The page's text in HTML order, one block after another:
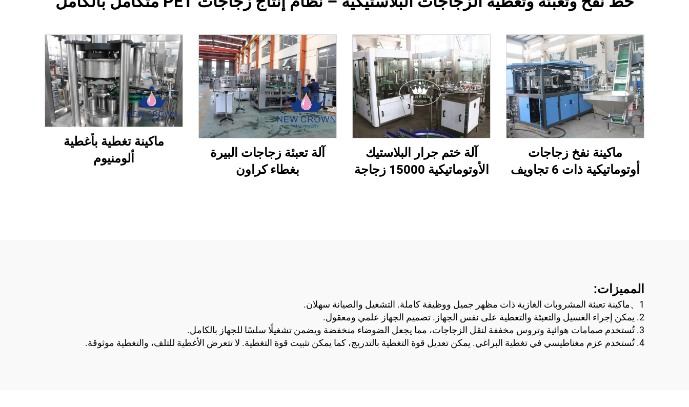
ماكينة نفخ زجاجات
أوتوماتيكية ذات 6 تجاويف
آلة ختم جرار البلاستيك
الأوتوماتيكية 15000 زجاجة
آلة تعبئة زجاجات البيرة
بغطاء كراون
ماكينة تغطية بأغطية
ألومنيوم
المميزات:
1、
ماكينة تعبئة المشروبات الغازية ذات مظهر جميل ووظيفة كاملة. التشغيل والصيانة سهلان.
2. يمكن إجراء الغسيل والتعبئة والتغطية على نفس الجهاز. تصميم الجهاز علمي ومعقول.
3. تُستخدم صمامات هوائية وتروس مخففة لنقل الزجاجات، مما يجعل الضوضاء منخفضة ويضمن تشغيلًا سلسًا للجهاز بالكامل.
4. تُستخدم عزم مغناطيسي في تغطية البراغي. يمكن تعديل قوة التغطية بالتدريج، كما يمكن تثبيت قوة التغطية. لا تتعرض الأغطية للتلف، والتغطية موثوقة.